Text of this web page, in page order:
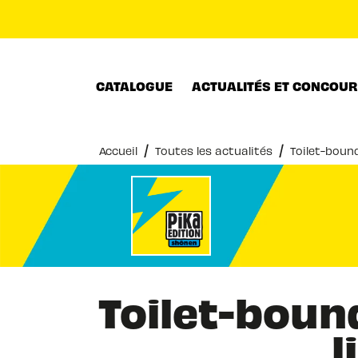
CATALOGUE ACTUALITÉS ET
Accueil / Toutes les actualités / Toilet-
Toilet-